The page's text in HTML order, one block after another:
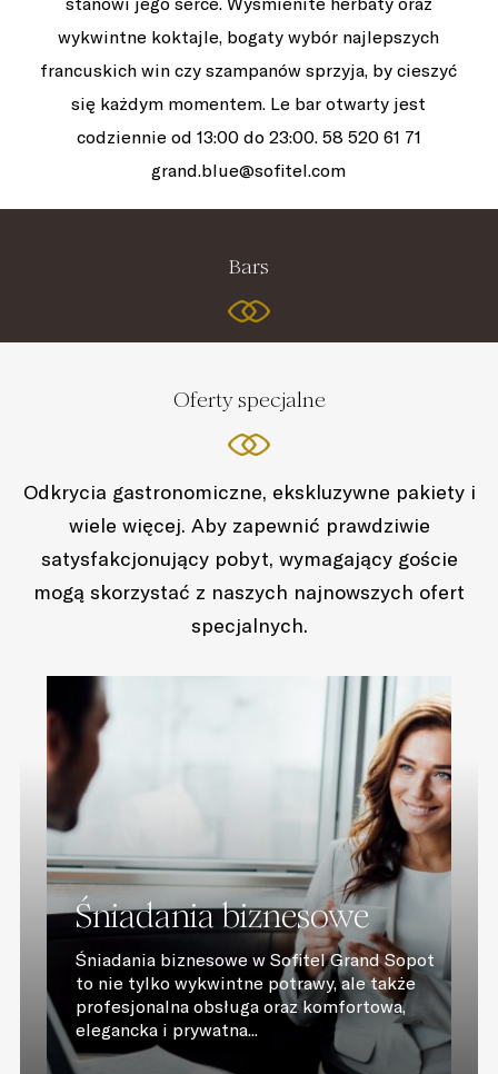
wykwintne koktajle, bogaty wybór najlepszych
francuskich win czy szampanów sprzyja, by cieszyć
się każdym momentem. Le bar otwarty jest
codziennie od 13:00 do 23:00. 58 520 61 71
grand.blue@sofitel.com
Bars
Oferty specjalne
Odkrycia gastronomiczne, ekskluzywne pakiety i
wiele więcej. Aby zapewnić prawdziwie
satysfakcjonujący pobyt, wymagający goście
mogą skorzystać z naszych najnowszych ofert
specjalnych.
Śniadania biznesowe
Śniadania biznesowe w Sofitel Grand Sopot
to nie tylko wykwintne potrawy, ale także
profesjonalna obsługa oraz komfortowa,
elegancka i prywatna...